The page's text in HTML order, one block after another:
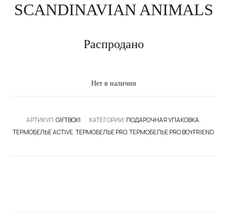
SCANDINAVIAN ANIMALS
Распродано
Нет в наличии
АРТИКУЛ:GIFTBOX1 КАТЕГОРИИ: ПОДАРОЧНАЯ УПАКОВКА,
ТЕРМОБЕЛЬЕ ACTIVE,ТЕРМОБЕЛЬЕ PRO,ТЕРМОБЕЛЬЕ PRO BOYFRIEND